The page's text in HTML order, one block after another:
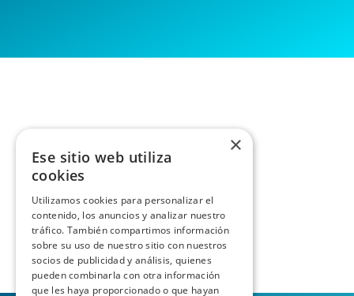
×
Ese sitio web utiliza
cookies
Utilizamos cookies para personalizar el
contenido, los anuncios y analizar nuestro
tráfico. También compartimos información
sobre su uso de nuestro sitio con nuestros
socios de publicidad y análisis, quienes
pueden combinarla con otra información
que les haya proporcionado o que hayan